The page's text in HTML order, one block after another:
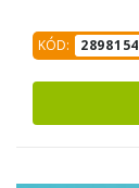
KÓD: 2898154